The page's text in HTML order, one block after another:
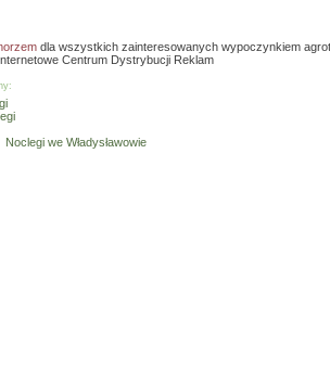
dla wszystkich zainteresowanych wypoczynkiem
Centrum Dystrybucji Reklam
Noclegi we Władysławowie